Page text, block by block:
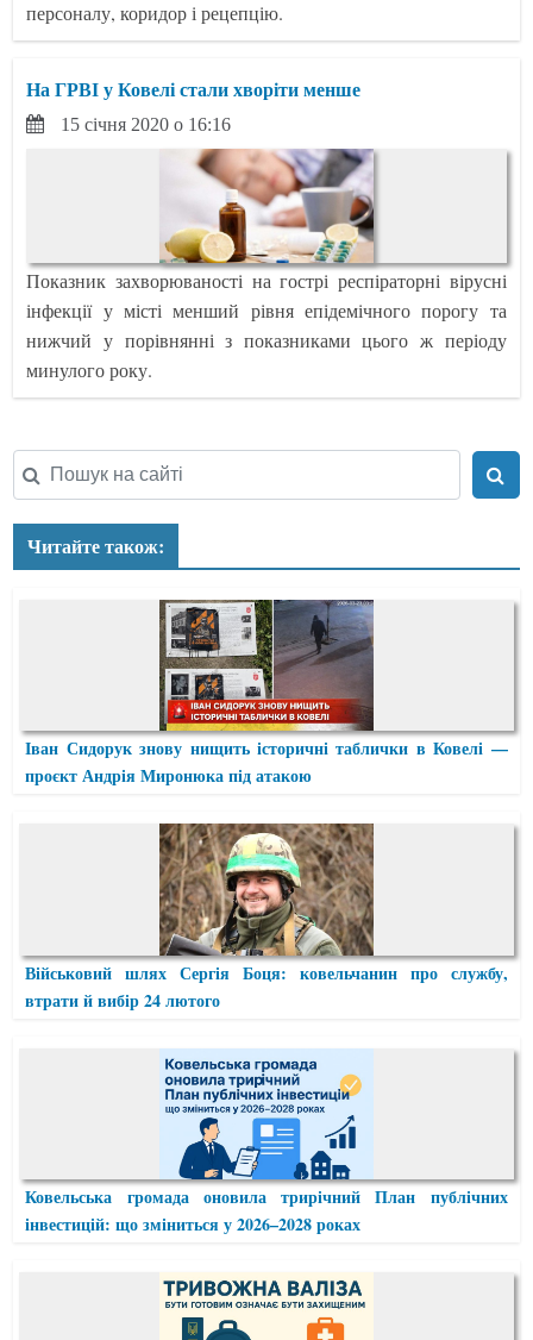
персоналу, коридор і рецепцію.
На ГРВІ у Ковелі стали хворіти менше
15 січня 2020 о 16:16
Показник захворюваності на гострі респіраторні вірусні
інфекції у місті менший рівня епідемічного порогу та
нижчий у порівнянні з показниками цього ж періоду
минулого року.
Читайте також:
Іван Сидорук знову нищить історичні таблички в Ковелі —
проєкт Андрія Миронюка під атакою
Військовий шлях Сергія Боця: ковельчанин про службу,
втрати й вибір 24 лютого
Ковельська громада оновила трирічний План публічних
інвестицій: що зміниться у 2026–2028 роках